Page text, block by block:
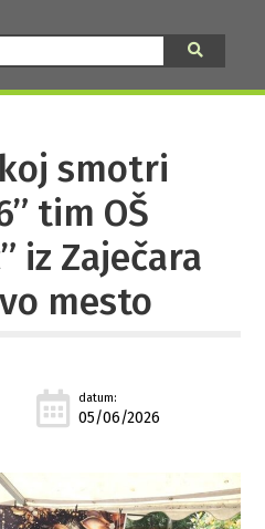
smotri
tim OŠ
iz Zaječara
mesto
datum:
05/06/2026